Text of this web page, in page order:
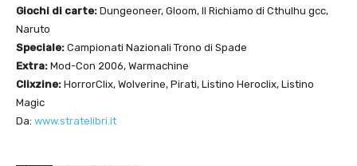
Giochi di carte: Dungeoneer, Gloom, Il Richiamo di Cthulhu gcc,
Naruto
Speciale: Campionati Nazionali Trono di Spade
Extra: Mod-Con 2006, Warmachine
Clixzine: HorrorClix, Wolverine, Pirati, Listino Heroclix, Listino
Magic
Da: www.stratelibri.it